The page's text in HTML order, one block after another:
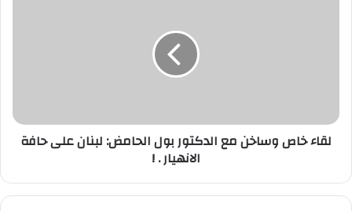
لقاء خاص وساخن مع الدكتور بول الحامض: لبنان على حافة
الانهيار . !